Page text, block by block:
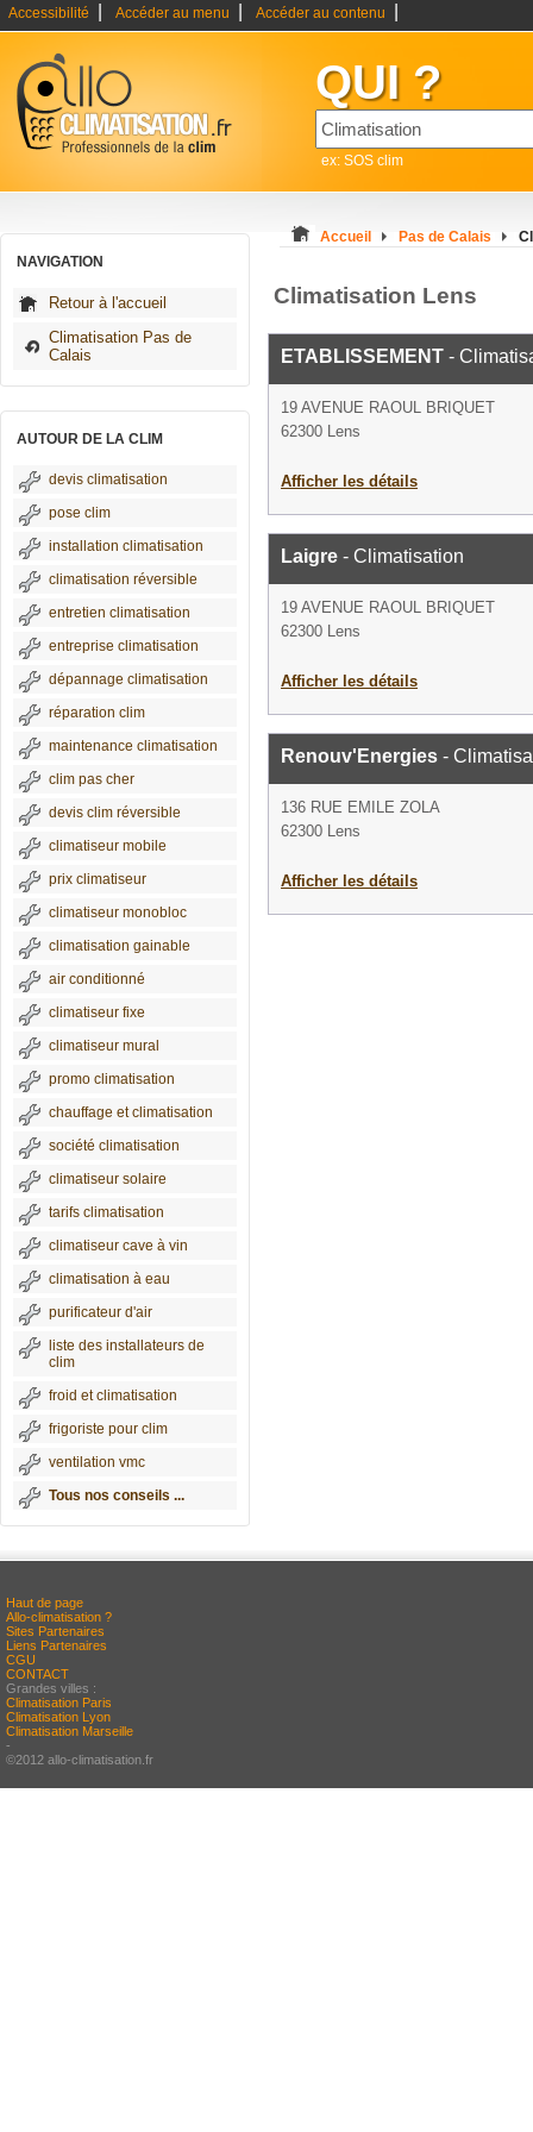
Accessibilité Accéder au menu Accéder au contenu
QUI ?
ex: SOS clim
NAVIGATION
Retour à l'accueil
Climatisation Pas de
Calais
AUTOUR DE LA CLIM
devis climatisation
pose clim
installation climatisation
climatisation réversible
entretien climatisation
entreprise climatisation
dépannage climatisation
réparation clim
maintenance climatisation
clim pas cher
devis clim réversible
climatiseur mobile
prix climatiseur
climatiseur monobloc
climatisation gainable
air conditionné
climatiseur fixe
climatiseur mural
promo climatisation
chauffage et climatisation
société climatisation
climatiseur solaire
tarifs climatisation
climatiseur cave à vin
climatisation à eau
purificateur d'air
liste des installateurs de
clim
froid et climatisation
frigoriste pour clim
ventilation vmc
Tous nos conseils ...
Accueil Pas de Calais
Climatisation Lens
ETABLISSEMENT -
19 AVENUE RAOUL BRIQUET
62300 Lens
Afficher les détails
Laigre - Climatisation
19 AVENUE RAOUL BRIQUET
62300 Lens
Afficher les détails
Renouv'Energies -
136 RUE EMILE ZOLA
62300 Lens
Afficher les détails
Haut de page
Allo-climatisation ?
Sites Partenaires
Liens Partenaires
CGU
CONTACT
Grandes villes :
Climatisation Paris
Climatisation Lyon
Climatisation Marseille
-
©2012 allo-climatisation.fr